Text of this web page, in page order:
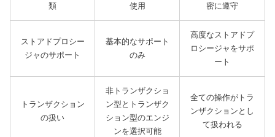
類
使用
密に遵守
ストアドプロシー
ジャのサポート
基本的なサポート
のみ
高度なストアドプ
ロシージャをサポ
ート
トランザクション
の扱い
非トランザクショ
ン型とトランザク
ション型のエンジ
ンを選択可能
全ての操作がトラ
ンザクションとし
て扱われる